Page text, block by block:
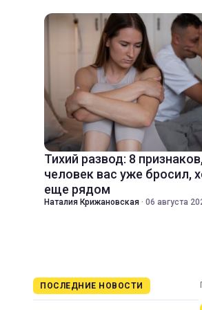
Тихий развод: 8
человек вас уже бросил,
еще рядом
Наталия Крижановская · 06 августа
ПОСЛЕДНИЕ НОВОСТИ